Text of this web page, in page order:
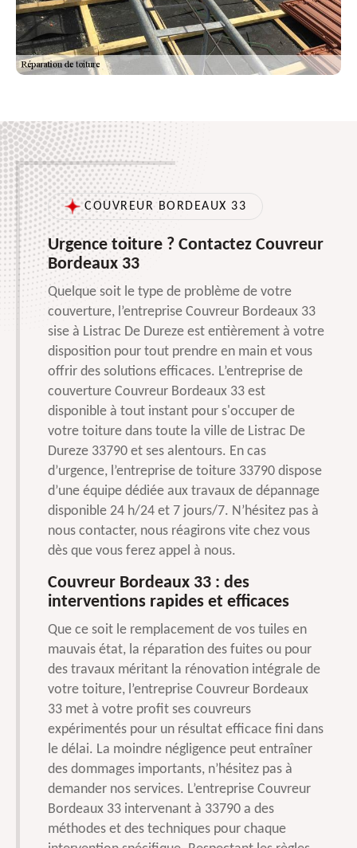
COUVREUR BORDEAUX 33
Urgence toiture ? Contactez Couvreur
Bordeaux 33
Quelque soit le type de problème de votre
couverture, l’entreprise Couvreur Bordeaux 33
sise à Listrac De Dureze est entièrement à votre
disposition pour tout prendre en main et vous
offrir des solutions efficaces. L’entreprise de
couverture Couvreur Bordeaux 33 est
disponible à tout instant pour s'occuper de
votre toiture dans toute la ville de Listrac De
Dureze 33790 et ses alentours. En cas
d’urgence, l’entreprise de toiture 33790 dispose
d’une équipe dédiée aux travaux de dépannage
disponible 24 h/24 et 7 jours/7. N’hésitez pas à
nous contacter, nous réagirons vite chez vous
dès que vous ferez appel à nous.
Couvreur Bordeaux 33 : des
interventions rapides et efficaces
Que ce soit le remplacement de vos tuiles en
mauvais état, la réparation des fuites ou pour
des travaux méritant la rénovation intégrale de
votre toiture, l’entreprise Couvreur Bordeaux
33 met à votre profit ses couvreurs
expérimentés pour un résultat efficace fini dans
le délai. La moindre négligence peut entraîner
des dommages importants, n’hésitez pas à
demander nos services. L’entreprise Couvreur
Bordeaux 33 intervenant à 33790 a des
méthodes et des techniques pour chaque